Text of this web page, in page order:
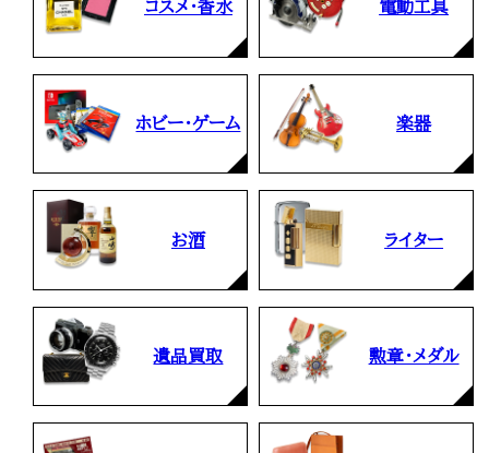
コスメ・香水 電動工具
ホビー・ゲーム 楽器
お酒 ライター
遺品買取 勲章・メダル